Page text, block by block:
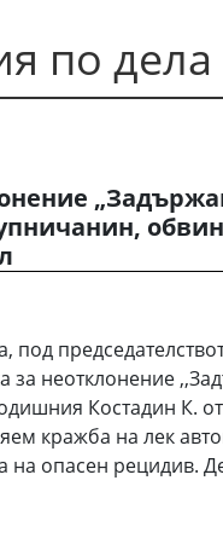
по дела
под
неотклонение
Костадин К.
кражба на лек
на опасен рецидив.